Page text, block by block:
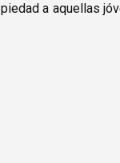
a aquellas